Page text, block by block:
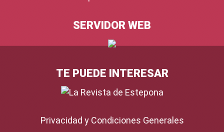
SERVIDOR WEB
TE PUEDE INTERESAR
Privacidad y Condiciones Generales